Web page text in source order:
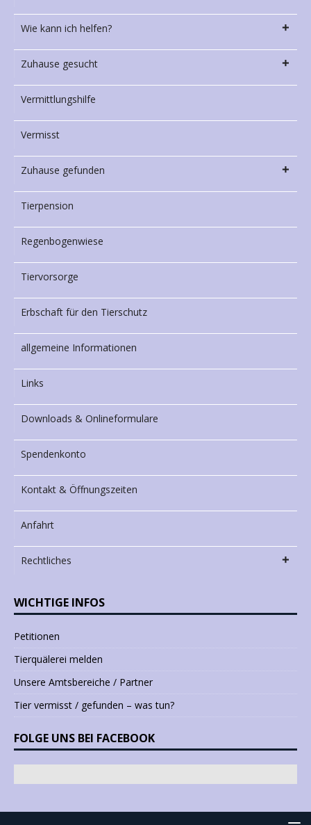
Wie kann ich helfen?
Zuhause gesucht
Vermittlungshilfe
Vermisst
Zuhause gefunden
Tierpension
Regenbogenwiese
Tiervorsorge
Erbschaft für den Tierschutz
allgemeine Informationen
Links
Downloads & Onlineformulare
Spendenkonto
Kontakt & Öffnungszeiten
Anfahrt
Rechtliches
WICHTIGE INFOS
Petitionen
Tierquälerei melden
Unsere Amtsbereiche / Partner
Tier vermisst / gefunden – was tun?
FOLGE UNS BEI FACEBOOK